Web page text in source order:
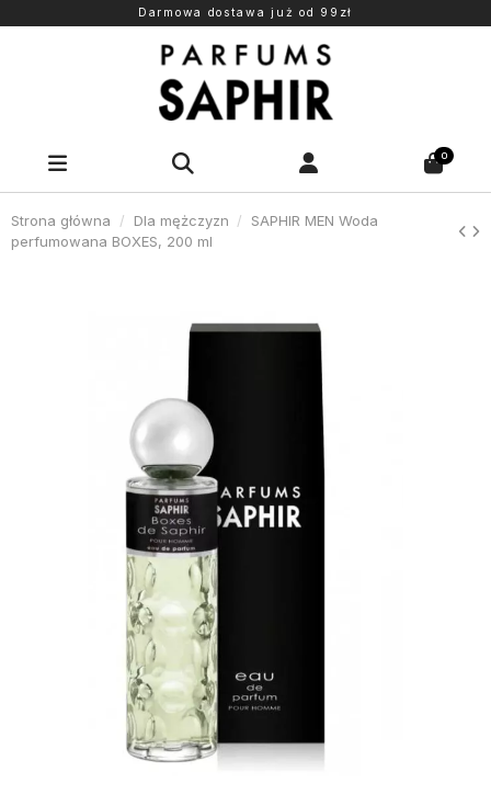
Darmowa dostawa już od 99zł
0
Strona główna Dla mężczyzn
SAPHIR MEN Woda
perfumowana BOXES, 200 ml